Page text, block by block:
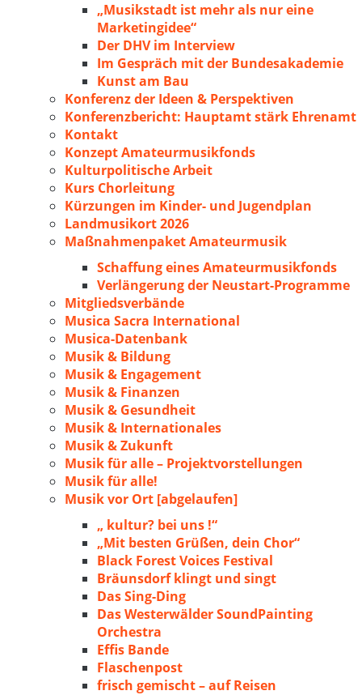
„Musikstadt ist mehr als nur eine
Marketingidee“
Der DHV im Interview
Im Gespräch mit der Bundesakademie
Kunst am Bau
Konferenz der Ideen & Perspektiven
Konferenzbericht: Hauptamt stärk Ehrenamt
Kontakt
Konzept Amateurmusikfonds
Kulturpolitische Arbeit
Kurs Chorleitung
Kürzungen im Kinder- und Jugendplan
Landmusikort 2026
Maßnahmenpaket Amateurmusik
Schaffung eines Amateurmusikfonds
Verlängerung der Neustart-Programme
Mitgliedsverbände
Musica Sacra International
Musica-Datenbank
Musik & Bildung
Musik & Engagement
Musik & Finanzen
Musik & Gesundheit
Musik & Internationales
Musik & Zukunft
Musik für alle – Projektvorstellungen
Musik für alle!
Musik vor Ort [abgelaufen]
„ kultur? bei uns !“
„Mit besten Grüßen, dein Chor“
Black Forest Voices Festival
Bräunsdorf klingt und singt
Das Sing-Ding
Das Westerwälder SoundPainting
Orchestra
Effis Bande
Flaschenpost
frisch gemischt – auf Reisen